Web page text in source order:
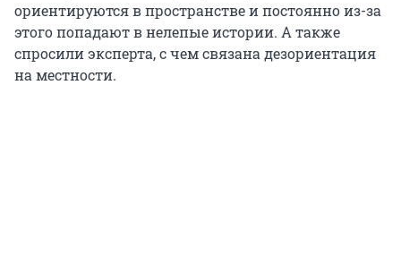
ориентируются в пространстве и постоянно из-за
этого попадают в нелепые истории. А также
спросили эксперта, с чем связана дезориентация
на местности.